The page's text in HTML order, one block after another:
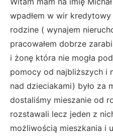
wpadłem w wir
rodzine ( wynajem
pracowałem dobrze
i żonę która nie mogła
pomocy od najbliższych i
nad dzieciakami) było za
dostaliśmy mieszanie od
rozstawali lecz jeden z
możliwością mieszkania i